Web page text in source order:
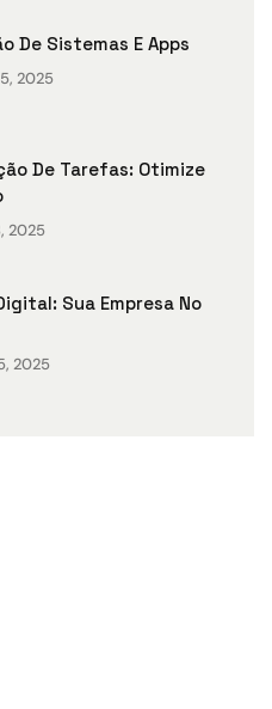
De Sistemas E Apps
5, 2025
De Tarefas: Otimize
2025
Sua Empresa No
2025